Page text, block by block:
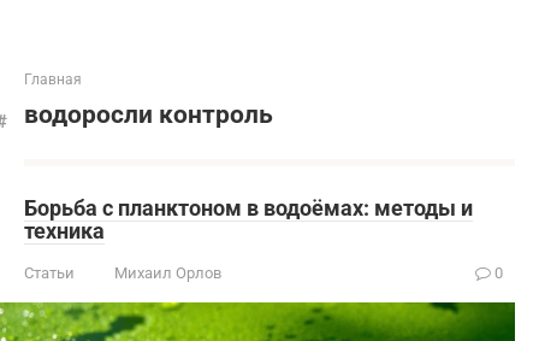
Главная
водоросли контроль
Борьба с планктоном в водоёмах: методы и
техника
Статьи Михаил Орлов 0